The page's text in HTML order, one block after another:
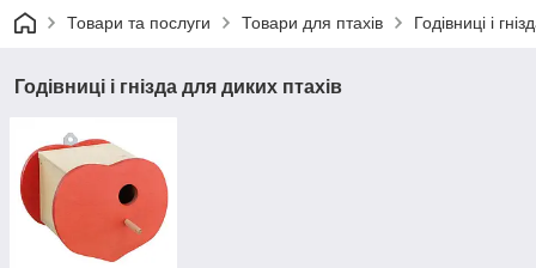
Товари та послуги Товари для птахів Годівниці і
Годівниці і гнізда для диких птахів